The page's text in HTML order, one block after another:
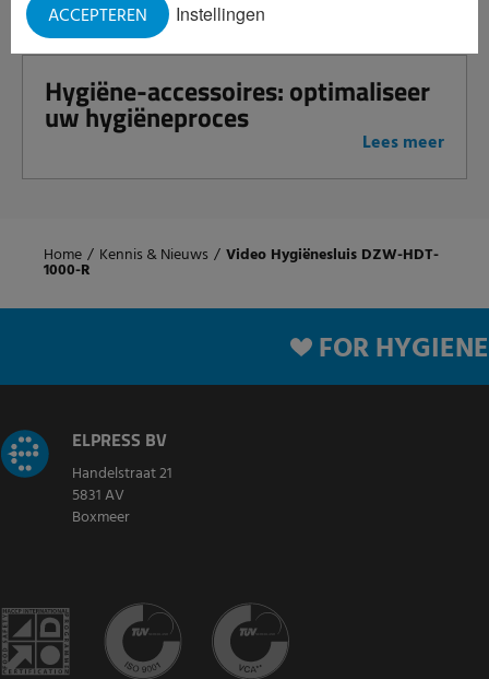
Instellingen
ACCEPTEREN
Hygiëne-accessoires: optimaliseer
uw hygiëneproces
Lees meer
Home / Kennis & Nieuws / Video Hygiënesluis DZW-HDT-
1000-R
FOR HYGIENE
ELPRESS BV
Handelstraat 21
5831 AV
Boxmeer